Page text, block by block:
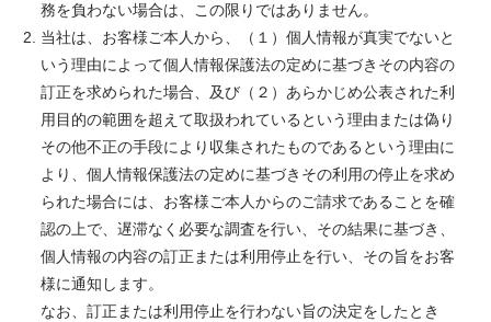
務を負わない場合は、この限りではありません。
当社は、お客様ご本人から、（１）個人情報が真実でないと
いう理由によって個人情報保護法の定めに基づきその内容の
訂正を求められた場合、及び（２）あらかじめ公表された利
用目的の範囲を超えて取扱われているという理由または偽り
その他不正の手段により収集されたものであるという理由に
より、個人情報保護法の定めに基づきその利用の停止を求め
られた場合には、お客様ご本人からのご請求であることを確
認の上で、遅滞なく必要な調査を行い、その結果に基づき、
個人情報の内容の訂正または利用停止を行い、その旨をお客
様に通知します。
なお、訂正または利用停止を行わない旨の決定をしたとき